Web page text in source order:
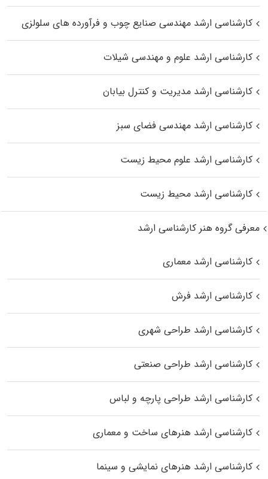
کارشناسی ارشد مهندسی صنایع چوب و فرآورده‌ های سلولزی
کارشناسی ارشد علوم و مهندسی شیلات
کارشناسی ارشد مدیریت و کنترل بیابان
کارشناسی ارشد مهندسی فضای سبز
کارشناسی ارشد علوم محیط‌ زیست
کارشناسی ارشد محیط زیست
معرفی گروه هنر کارشناسی ارشد
کارشناسی ارشد معماری
کارشناسی ارشد فرش
کارشناسی ارشد طراحی شهری
کارشناسی ارشد طراحی صنعتی
کارشناسی ارشد طراحی پارچه و لباس
کارشناسی ارشد هنرهای ساخت و معماری
کارشناسی ارشد هنرهای نمایشی و سینما